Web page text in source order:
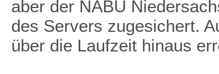
aber der NABU
des Servers zugesichert.
über die Laufzeit hinaus